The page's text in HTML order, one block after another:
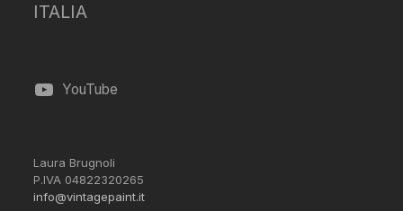
ITALIA
YouTube
Laura Brugnoli
P.IVA 04822320265
info@vintagepaint.it